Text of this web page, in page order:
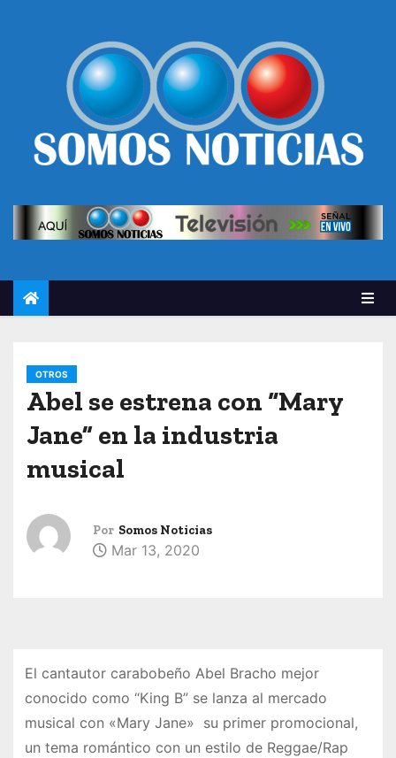
OTROS
Abel se estrena con “Mary
Jane” en la industria
musical
Por Somos Noticias
Mar 13, 2020
El cantautor carabobeño Abel Bracho mejor
conocido como “King B” se lanza al mercado
musical con «Mary Jane» su primer promocional,
un tema romántico con un estilo de Reggae/Rap